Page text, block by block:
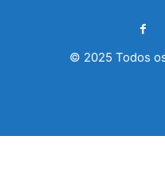
© 2025 Todos